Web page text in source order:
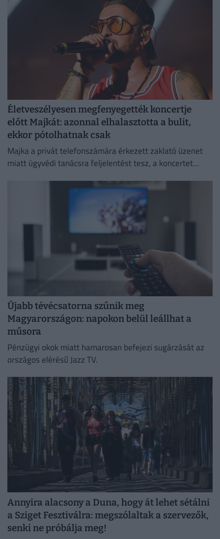
Életveszélyesen megfenyegették koncertje
előtt Majkát: azonnal elhalasztotta a bulit,
ekkor pótolhatnak csak
Majka a privát telefonszámára érkezett zaklató üzenet
miatt ügyvédi tanácsra feljelentést tesz, a koncertet
Újabb tévécsatorna szűnik meg
Magyarországon: napokon belül leállhat a
műsora
Pénzügyi okok miatt hamarosan befejezi sugárzását az
országos elérésű Jazz TV.
Annyira alacsony a Duna, hogy át lehet sétálni
a Sziget Fesztiválra: megszólaltak a szervezők,
senki ne próbálja meg!